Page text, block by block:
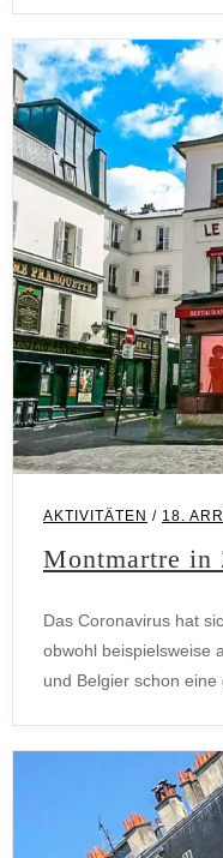
AKTIVITÄTEN / 18.
Montmartre in
Das Coronavirus hat
obwohl beispielsweise
und Belgier schon